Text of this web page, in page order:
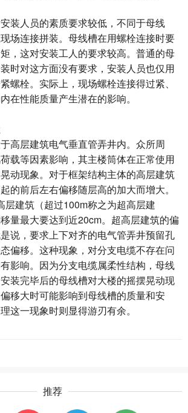
装人员的素质要求较低，不同于母线
场连接拼装。母线槽在用螺栓连接时要
，这对安装工人的要求较高。普通的母
时对这方面没有要求，安装人员也仅用
螺栓。实际上，现场螺栓连接得过紧、
在性能质量产生潜在的影响。
高层建筑电气垂直管弄井内。众所周
载等因素影响，其主楼筒体在正常使用
动现象。对于框架结构主体的高层建筑
的前后左右偏移随层高的加大而增大。
层建筑（超过100m称之为超高层建
量最大要达到近20cm。超高层建筑的偏
说，要求上下对齐的电气管弄井预留孔
偏移。这种现象，对分支电缆不存在问
影响。因为分支电缆属柔性结构，母线
装完毕后的母线槽对大楼的摇摆晃动现
移大时可能影响到母线槽的质量和安
这一现象时则显得游刃有余。
推荐